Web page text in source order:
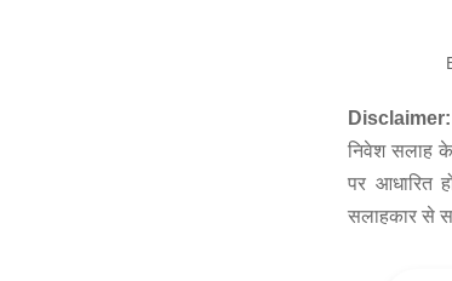
Disclaimer:
निवेश सलाह के
पर आधारित
सलाहकार से